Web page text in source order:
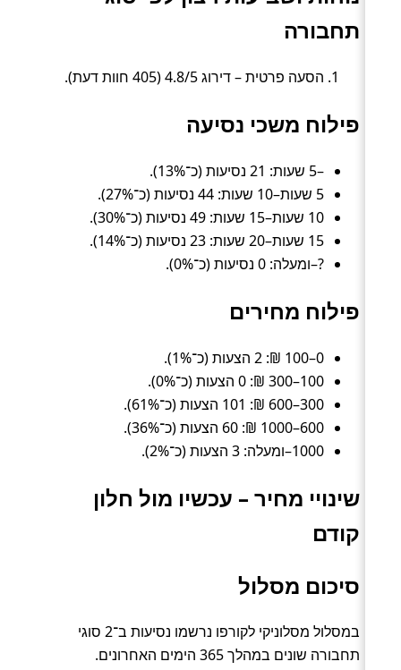
תחבורה
הסעה פרטית – דירוג 4.8/5 (405 חוות דעת).
פילוח משכי נסיעה
–5 שעות: 21 נסיעות (כ־13%).
5 שעות–10 שעות: 44 נסיעות (כ־27%).
10 שעות–15 שעות: 49 נסיעות (כ־30%).
15 שעות–20 שעות: 23 נסיעות (כ־14%).
?–ומעלה: 0 נסיעות (כ־0%).
פילוח מחירים
0–100 ₪: 2 הצעות (כ־1%).
100–300 ₪: 0 הצעות (כ־0%).
300–600 ₪: 101 הצעות (כ־61%).
600–1000 ₪: 60 הצעות (כ־36%).
1000–ומעלה: 3 הצעות (כ־2%).
שינויי מחיר – עכשיו מול חלון
קודם
סיכום מסלול
במסלול מסלוניקי לקורפו נרשמו נסיעות ב־2 סוגי
תחבורה שונים במהלך 365 הימים האחרונים.